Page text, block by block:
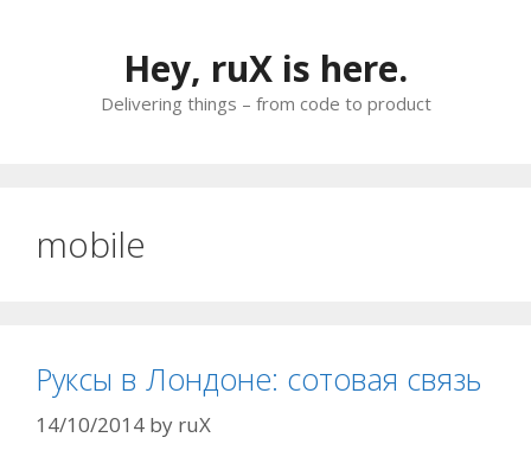
Hey, ruX is here.
Delivering things – from code to product
mobile
Руксы в Лондоне: сотовая связь
14/10/2014 by ruX